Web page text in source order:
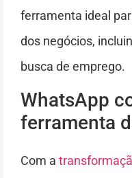
ferramenta ideal
dos negócios,
busca de emprego.
WhatsApp
ferramenta
Com a